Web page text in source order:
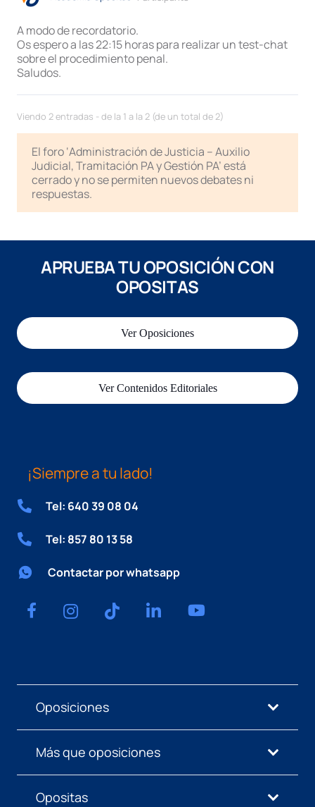
A modo de recordatorio.
Os espero a las 22:15 horas para realizar un test-chat
sobre el procedimiento penal.
Saludos.
Viendo 2 entradas - de la 1 a la 2 (de un total de 2)
El foro ‘Administración de Justicia – Auxilio
Judicial, Tramitación PA y Gestión PA’ está
cerrado y no se permiten nuevos debates ni
respuestas.
APRUEBA TU OPOSICIÓN CON
OPOSITAS
Ver Oposiciones
Ver Contenidos Editoriales
¡Siempre a tu lado!
Tel: 640 39 08 04
Tel: 857 80 13 58
Contactar por whatsapp
Oposiciones
Más que oposiciones
Opositas